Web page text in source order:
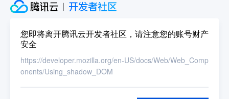
您即将离开腾讯云开发者社区，请注意您的账号财产
安全
https://developer.mozilla.org/en-US/docs/Web/Web_Comp
onents/Using_shadow_DOM